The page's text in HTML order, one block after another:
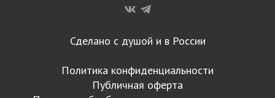
Сделано с душой и в России
Политика конфиденциальности
Публичная оферта